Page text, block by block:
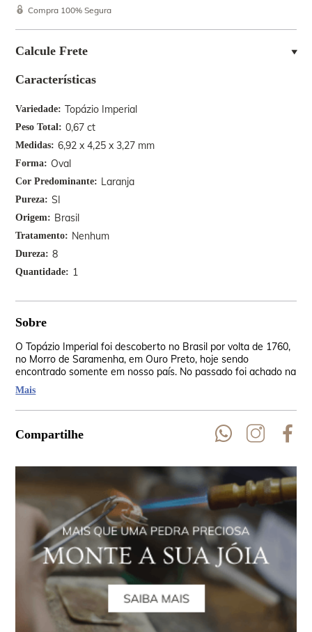
Características
Variedade Topázio Imperial
Peso Total 0,67 ct
Medidas 6,92 x 4,25 x 3,27 mm
Forma Oval
Cor Predominante Laranja
Pureza SI
Origem Brasil
Tratamento Nenhum
Dureza 8
Quantidade 1
Sobre
O Topázio Imperial foi descoberto no Brasil por volta de 1760,
no Morro de Saramenha, em Ouro Preto, hoje sendo
encontrado somente em nosso país. No passado foi achado na
Rússia, mas as jazidas já foram esvaziadas no período
czarista. É um hidrato de fluo silicato de alumínio que tem sua
coloração devido ao ferro e cromo.
Mais
Compartilhe
Compra 100% Segura
Calcule Frete